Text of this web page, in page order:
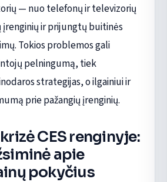
— nuo telefonų ir televizorių
įrenginių ir prijungtų buitinės
Tokios problemos gali
pelningumą, tiek
strategijas, o ilgainiui ir
prie pažangių įrenginių.
CES renginyje:
apie
pokyčius